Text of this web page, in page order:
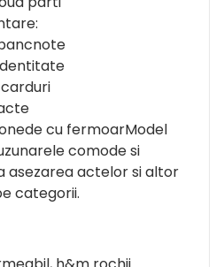
cu fermoarModel
comode si
asezarea actelor si altor
categorii.